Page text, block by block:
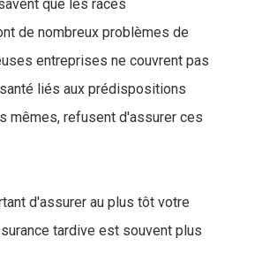
que les races
de nombreux problèmes de
entreprises ne couvrent pas
liés aux prédispositions
mêmes, refusent d'assurer ces
d'assurer au plus tôt votre
tardive est souvent plus